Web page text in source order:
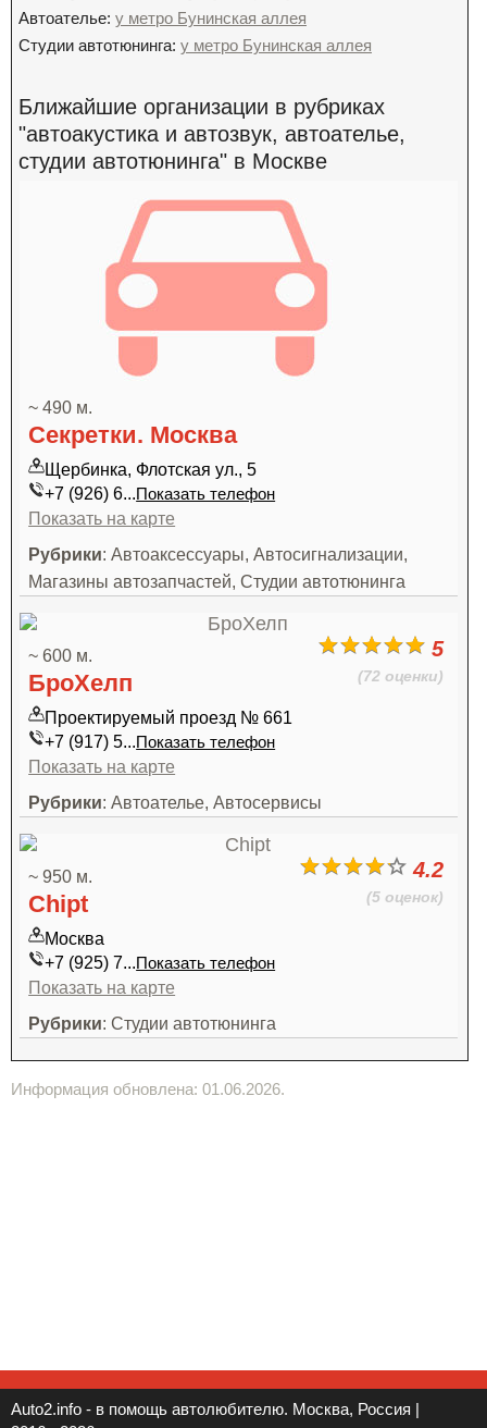
Автоателье: у метро Бунинская аллея
Студии автотюнинга: у метро Бунинская аллея
Ближайшие организации в рубриках
"автоакустика и автозвук, автоателье,
студии автотюнинга" в Москве
~ 490 м.
Секретки. Москва
Щербинка, Флотская ул., 5
+7 (926) 6...Показать телефон
Показать на карте
Рубрики: Автоаксессуары, Автосигнализации,
Магазины автозапчастей, Студии автотюнинга
5
(72 оценки)
~ 600 м.
БроХелп
Проектируемый проезд № 661
+7 (917) 5...Показать телефон
Показать на карте
Рубрики: Автоателье, Автосервисы
4.2
(5 оценок)
~ 950 м.
Chipt
Москва
+7 (925) 7...Показать телефон
Показать на карте
Рубрики: Студии автотюнинга
Информация обновлена: 01.06.2026.
Auto2.info - в помощь автолюбителю. Москва, Россия |